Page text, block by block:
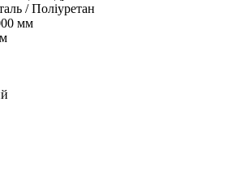
/ Поліуретан
мм